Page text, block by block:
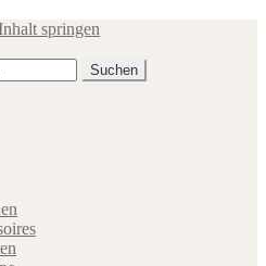
springen
Suchen